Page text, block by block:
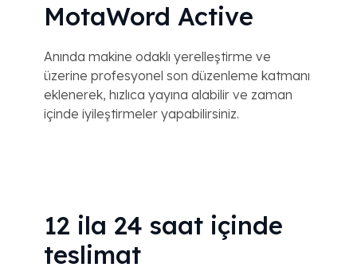
MotaWord Active
Anında makine odaklı yerelleştirme ve
üzerine profesyonel son düzenleme katmanı
eklenerek, hızlıca yayına alabilir ve zaman
içinde iyileştirmeler yapabilirsiniz.
12 ila 24 saat içinde
teslimat